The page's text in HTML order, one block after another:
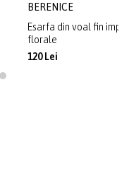
BERENICE
Esarfa din voal fin
florale
120 Lei